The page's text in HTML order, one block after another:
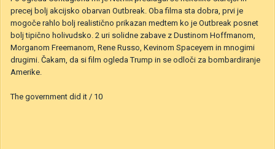
precej bolj akcijsko obarvan Outbreak. Oba filma sta dobra, prvi je
mogoče rahlo bolj realistično prikazan medtem ko je Outbreak posnet
bolj tipično holivudsko. 2 uri solidne zabave z Dustinom Hoffmanom,
Morganom Freemanom, Rene Russo, Kevinom Spaceyem in mnogimi
drugimi. Čakam, da si film ogleda Trump in se odloči za bombardiranje
Amerike.
The government did it / 10